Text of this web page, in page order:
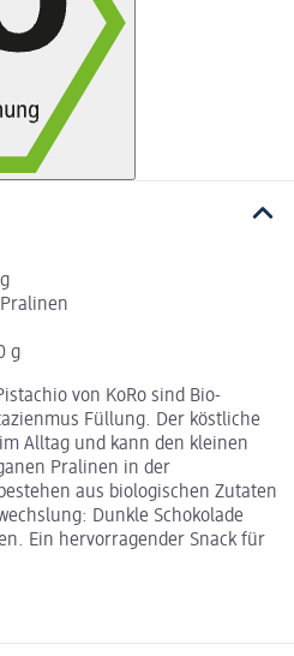
g
von KoRo sind Bio-
Füllung. Der köstliche
Alltag und kann den kleinen
Pralinen in der
aus biologischen Zutaten
Dunkle Schokolade
Ein hervorragender Snack für